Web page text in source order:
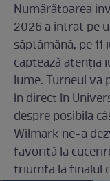
Numărătoarea
2026 a intrat pe
săptămână, pe
captează atenția
lume. Turneul va
în direct în
despre posibila
Wilmark ne-a
favorită la
triumfa la finalul